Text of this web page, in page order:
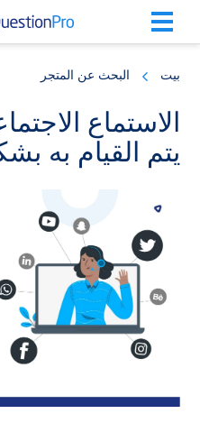
content
sidebar
بيت البحث عن المتجر
الاستماع
يتم القيام به